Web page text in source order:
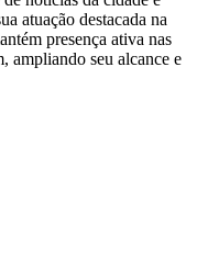
atuação destacada na
presença ativa nas
ampliando seu alcance e